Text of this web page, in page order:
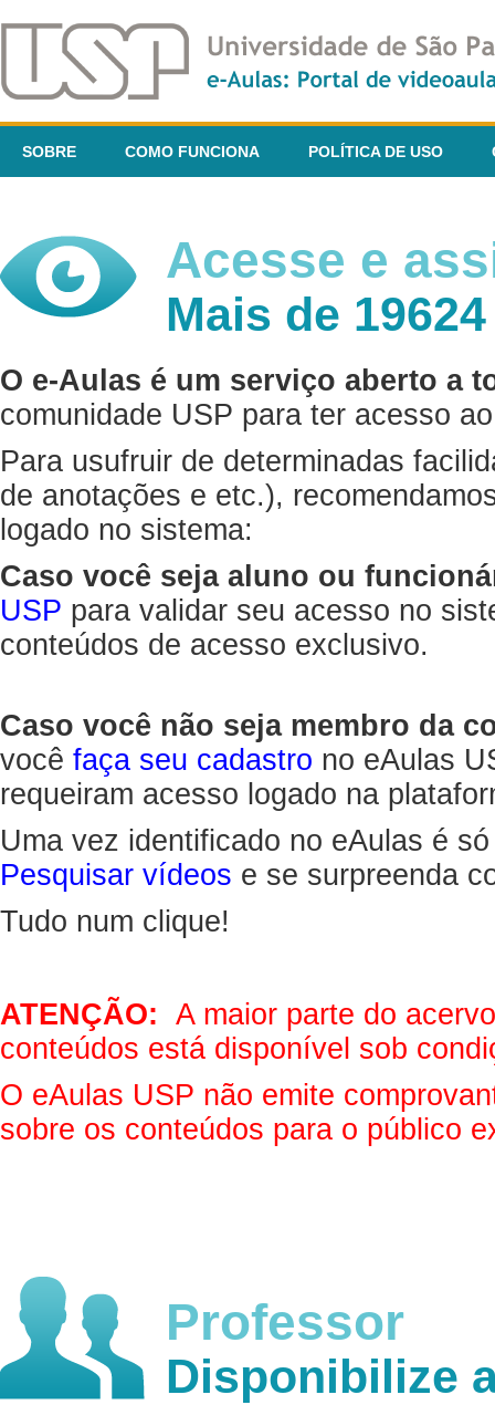
SOBRE COMO FUNCIONA POLÍTICA DE USO
Acesse e
Mais de
O e-Aulas é um serviço aberto a
comunidade USP para ter acesso
Para usufruir de determinadas
de anotações e etc.),
logado no sistema:
Caso você seja aluno ou
USP para validar seu acesso no
conteúdos de acesso exclusivo.
Caso você não seja membro da
você faça seu cadastro no eAulas
requeiram acesso logado na
Uma vez identificado no eAulas é
Pesquisar vídeos e se surpreenda
Tudo num clique!
ATENÇÃO: A maior parte do
conteúdos está disponível sob
O eAulas USP não emite
sobre os conteúdos para o público
Professor
Disponibilize